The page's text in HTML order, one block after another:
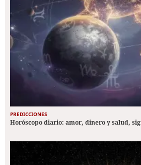
PREDICCIONES
Horóscopo diario: amor, dinero y salud,